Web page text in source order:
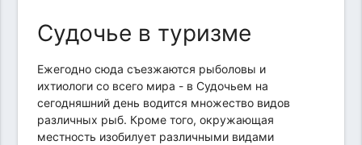
Судочье в туризме
Ежегодно сюда съезжаются рыболовы и
ихтиологи со всего мира - в Судочьем на
сегодняшний день водится множество видов
различных рыб. Кроме того, окружающая
местность изобилует различными видами